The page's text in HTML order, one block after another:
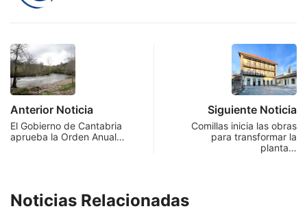
Anterior Noticia
El Gobierno de Cantabria
aprueba la Orden Anual…
Siguiente Noticia
Comillas inicia las obras
para transformar la
planta…
Noticias Relacionadas